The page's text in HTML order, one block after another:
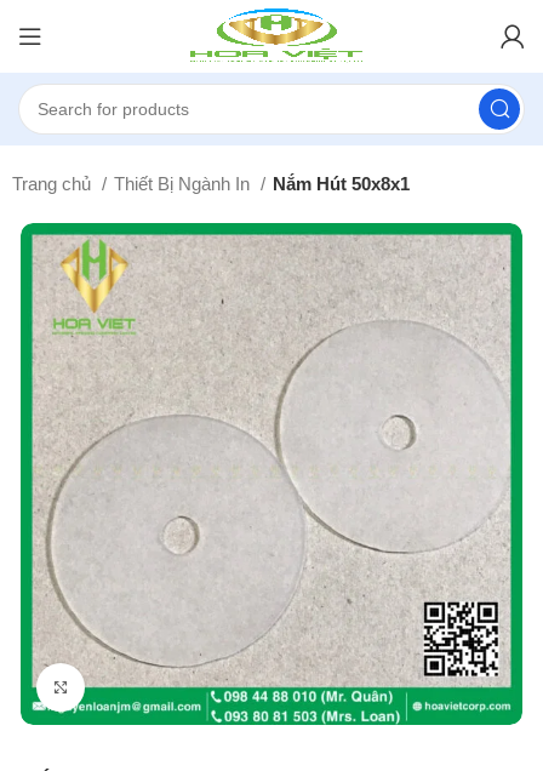
Trang chủ Thiết Bị Ngành In Nắm Hút 50x8x1
Click to enlarge